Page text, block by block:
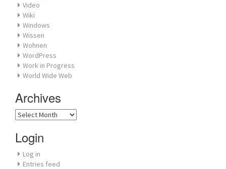
Video
Wiki
Windows
Wissen
Wohnen
WordPress
Work in Progress
World Wide Web
Archives
Archives
Login
Log in
Entries feed